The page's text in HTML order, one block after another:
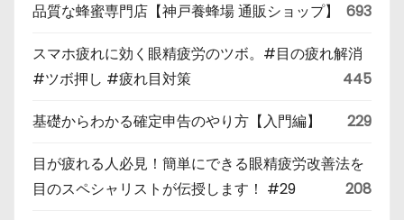
品質な蜂蜜専門店【神戸養蜂場 通販ショップ】
693
スマホ疲れに効く眼精疲労のツボ。#目の疲れ解消
#ツボ押し #疲れ目対策
445
基礎からわかる確定申告のやり方【入門編】 229
目が疲れる人必見！簡単にできる眼精疲労改善法を
目のスペシャリストが伝授します！ #29
208